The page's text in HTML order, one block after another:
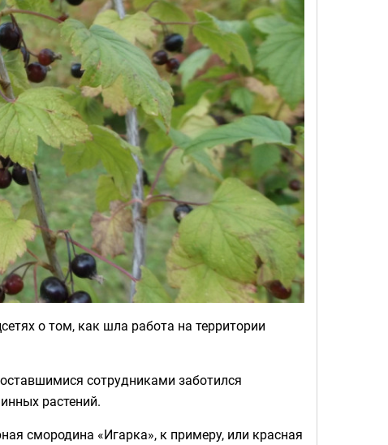
о том, как шла работа на территории
сотрудниками заботился
растений.
смородина «Игарка», к примеру, или красная